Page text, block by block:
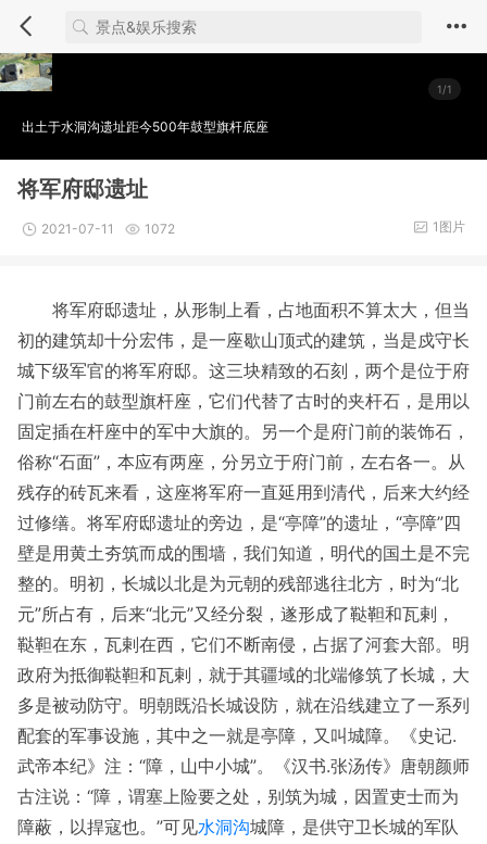
1/1
出土于水洞沟遗址距今500年鼓型旗杆底座
将军府邸遗址
2021-07-11 1072 1图片
将军府邸遗址，从形制上看，占地面积不算太大，但当
初的建筑却十分宏伟，是一座歇山顶式的建筑，当是戍守长
城下级军官的将军府邸。这三块精致的石刻，两个是位于府
门前左右的鼓型旗杆座，它们代替了古时的夹杆石，是用以
固定插在杆座中的军中大旗的。另一个是府门前的装饰石，
俗称“石面”，本应有两座，分另立于府门前，左右各一。从
残存的砖瓦来看，这座将军府一直延用到清代，后来大约经
过修缮。将军府邸遗址的旁边，是“亭障”的遗址，“亭障”四
壁是用黄土夯筑而成的围墙，我们知道，明代的国土是不完
整的。明初，长城以北是为元朝的残部逃往北方，时为“北
元”所占有，后来“北元”又经分裂，遂形成了鞑靼和瓦剌，
鞑靼在东，瓦剌在西，它们不断南侵，占据了河套大部。明
政府为抵御鞑靼和瓦剌，就于其疆域的北端修筑了长城，大
多是被动防守。明朝既沿长城设防，就在沿线建立了一系列
配套的军事设施，其中之一就是亭障，又叫城障。《史记.
武帝本纪》注：“障，山中小城”。《汉书.张汤传》唐朝颜师
古注说：“障，谓塞上险要之处，别筑为城，因置吏士而为
障蔽，以捍寇也。”可见水洞沟城障，是供守卫长城的军队